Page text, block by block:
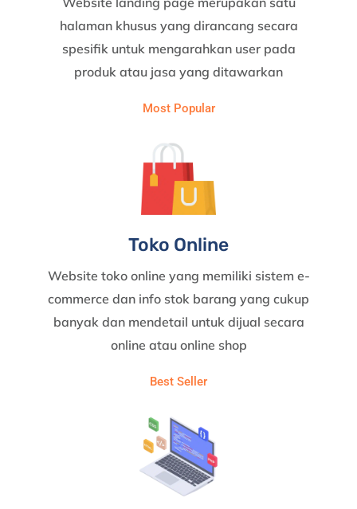
halaman khusus yang dirancang secara
spesifik untuk mengarahkan user pada
produk atau jasa yang ditawarkan
Most Popular
Toko Online
Website toko online yang memiliki sistem e-
commerce dan info stok barang yang cukup
banyak dan mendetail untuk dijual secara
online atau online shop
Best Seller